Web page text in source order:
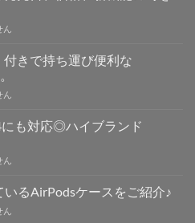
きで持ち運び便利な
にも対応◎ハイブランド
るAirPodsケースをご紹介♪